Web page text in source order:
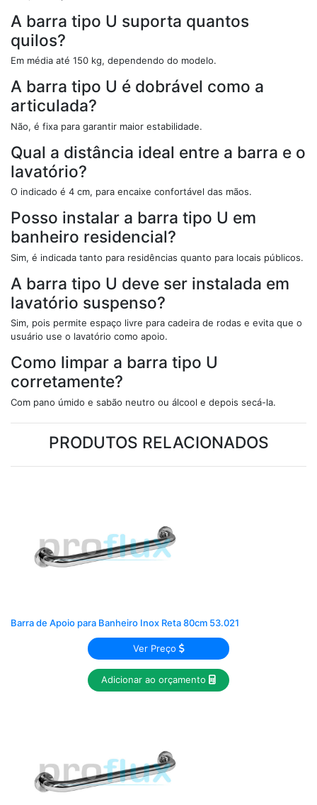
livre abaixo de 70cm de altura;
A borda inferior do espelho deve estar a uma altura de
90cm do piso;
As portas dos boxes devem ter no mínimo 0.80cm de
largura, mas se for possível é preferível não haver
O espaço do box deve ter 1,50 x 1,50 m
Os assentos dos vasos sanitários tem que estar uma
altura de 46cm do piso;
Os desníveis máximos no piso devem ser de 2cm.
A barra tipo U suporta quantos
quilos?
Em média até 150 kg, dependendo do modelo.
A barra tipo U é dobrável como a
articulada?
Não, é fixa para garantir maior estabilidade.
Qual a distância ideal entre a barra e o
lavatório?
O indicado é 4 cm, para encaixe confortável das mãos.
Posso instalar a barra tipo U em
banheiro residencial?
Sim, é indicada tanto para residências quanto para locais públicos.
A barra tipo U deve ser instalada em
lavatório suspenso?
Sim, pois permite espaço livre para cadeira de rodas e evita que o
usuário use o lavatório como apoio.
Como limpar a barra tipo U
corretamente?
Com pano úmido e sabão neutro ou álcool e depois secá-la.
PRODUTOS RELACIONADOS
Barra de Apoio para Banheiro Inox Reta 80cm 53.021
Ver Preço
Adicionar ao orçamento